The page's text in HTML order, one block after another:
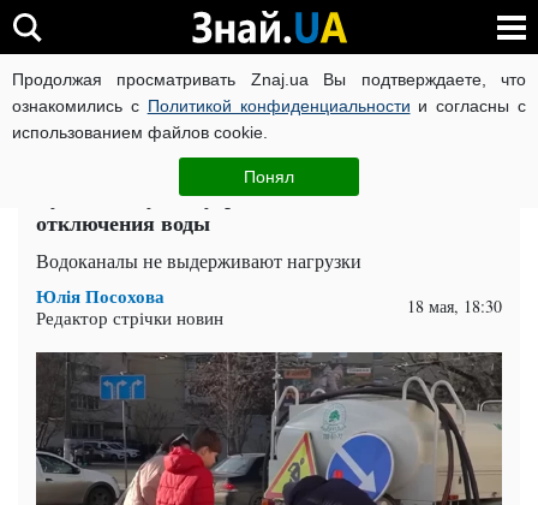
Продолжая просматривать Znaj.ua Вы подтверждаете, что
ознакомились с Политикой конфиденциальности и согласны с
использованием файлов cookie.
Понял
ВОЙНА РОССИИ ПРОТИВ УКРАИНЫ КОРОНАВИРУС В
ЧИТАТИ УКРАЇНСЬКОЮ
Хуже блекаутов: угрожают масштабные
отключения воды
Водоканалы не выдерживают нагрузки
Юлія Посохова
Редактор стрічки новин 18 мая, 18:30